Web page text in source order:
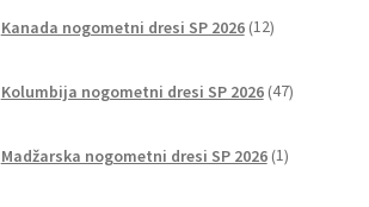
Kanada nogometni dresi SP 2026 12izdelkov
Kolumbija nogometni dresi SP 2026 47izdelkov
Madžarska nogometni dresi SP 2026 1izdelek